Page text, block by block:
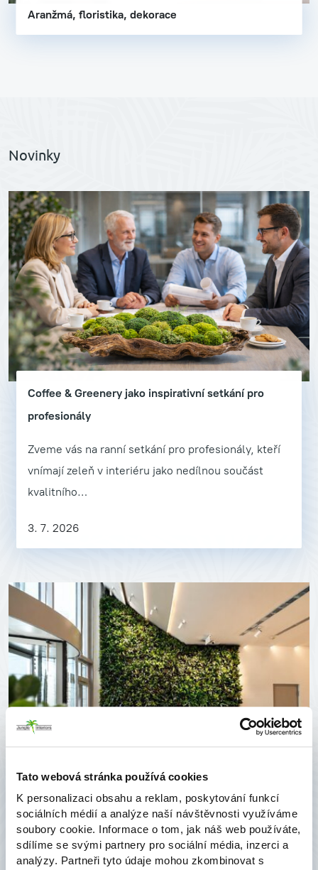
Tato webová stránka používá cookies
K personalizaci obsahu a reklam, poskytování funkcí
sociálních médií a analýze naší návštěvnosti využíváme
soubory cookie. Informace o tom, jak náš web používáte,
sdílíme se svými partnery pro sociální média, inzerci a
analýzy. Partneři tyto údaje mohou zkombinovat s
Aranžmá, floristika, dekorace
Novinky
Coffee & Greenery jako inspirativní setkání pro
profesionály
Zveme vás na ranní setkání pro profesionály, kteří
vnímají zeleň v interiéru jako nedílnou součást
kvalitního…
3. 7. 2026
Zelená stěna, která udává první dojem při vstupu
do NN Pojišťovny
První dojem vzniká během několika sekund. V
moderních kancelářských budovách proto recepce